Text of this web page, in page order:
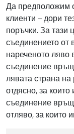
Да предположим
клиенти – дори
поръчки. За тази
съединението от
нареченото
съединение
лявата страна на
отдясно, за
съединение
отляво, за които